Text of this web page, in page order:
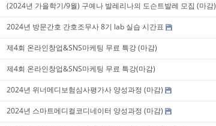
(2024년 가을학기/9월) 구예나 발레리나의 도슨트발레 모집 (마감)
2024년 방문간호 간호조무사 8기 lab 실습 시간표
제4회 온라인창업&SNS마케팅 무료 특강 (마감)
제4회 온라인창업&SNS마케팅 무료 특강(마감)
2024년 위너메디보험심사평가사 양성과정 (마감)
2024년 스마트메디컬코디네이터 양성과정 (마감)